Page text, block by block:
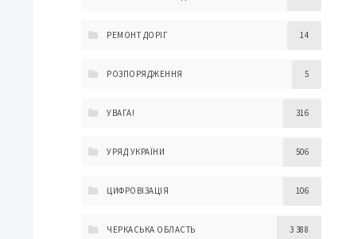
РЕМОНТ ДОРІГ 14
РОЗПОРЯДЖЕННЯ 5
УВАГА! 316
УРЯД УКРАЇНИ 506
ЦИФРОВІЗАЦІЯ 106
ЧЕРКАСЬКА ОБЛАСТЬ 3 388